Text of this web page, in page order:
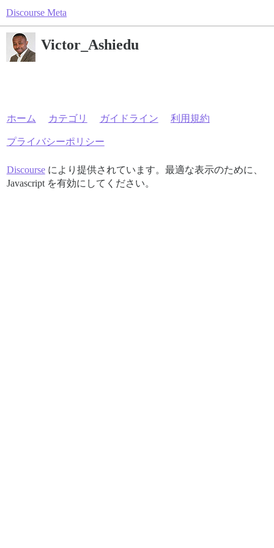
Discourse Meta
Victor_Ashiedu
ホーム カテゴリ ガイドライン 利用規約
プライバシーポリシー
Discourseにより提供されています。最適な表示のために、
Javascript を有効にしてください。